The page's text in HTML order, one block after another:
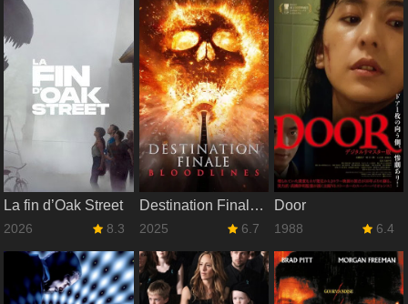
La fin d’Oak Street
2026 8.3
Destination Finale : Bloodlines
2025 6.7
Door
1988 6.4